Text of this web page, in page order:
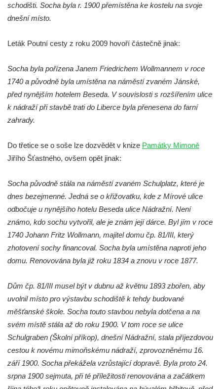
Socha Kudlanka v ZOO Hluboká
Socha Vlčice s mládětem v ZOO Hluboká
Socha Tygr v ZOO Hluboká
Socha Želva v ZOO Hluboká
Socha Kozorožec horský v ZOO Hluboká
Socha Včela v ZOO Hluboká
Socha Nosorožík v ZOO Hluboká
Socha Rosomák v ZOO Hluboká
Socha Volavka v ZOO Hluboká
Flamingo trůn v ZOO Hluboká
Lavička Kůň Převalského v ZOO Hluboká
Lysá nad Labem, barokní město Šporkovo
Socha Opičákovník v ZOO Hluboká
Socha Roháč v ZOO Hluboká
Socha Mystik v ZOO Hluboká
Reliéf Rodina a práce na budově záložny
čp. 69/1 v Českých Budějovicích
Socha Jana Valeria Jirsíka u Černé věže v
Českých Budějovicích
Socha Krista klesajícího pod křížem u
kostela svatého Mikuláše v Českých
schodišti. Socha byla r. 1900 přemístěna ke kostelu na svoje
dnešní místo.
Leták Poutní cesty z roku 2009 hovoří částečně jinak:
Socha byla pořízena Janem Friedrichem Wollmannem v roce
1740 a původně byla umístěna na náměstí zvaném Jánské,
před nynějším hotelem Beseda. V souvislosti s rozšířením ulice
k nádraží při stavbě trati do Liberce byla přenesena do farní
zahrady.
Do třetice se o soše lze dozvědět v knize Památky Mimoně
Jiřího Šťastného, ovšem opět jinak:
Socha původně stála na náměstí zvaném Schulplatz, které je
dnes bezejmenné. Jedná se o křižovatku, kde z Mírové ulice
odbočuje u nynějšího hotelu Beseda ulice Nádražní. Není
známo, kdo sochu vytvořil, ale je znám její dárce. Byl jím v roce
1740 Johann Fritz Wollmann, majitel domu čp. 81/III, který
zhotovení sochy financoval. Socha byla umístěna naproti jeho
domu. Renovována byla již roku 1834 a znovu v roce 1877.
Dům čp. 81/III musel být v dubnu až květnu 1893 zbořen, aby
uvolnil místo pro výstavbu schodiště k tehdy budované
měšťanské škole. Socha touto stavbou nebyla dotčena a na
svém místě stála až do roku 1900. V tom roce se ulice
Schulgraben (Školní příkop), dnešní Nádražní, stala příjezdovou
cestou k novému mimoňskému nádraží, zprovozněnému 16.
září 1900. Socha překážela vzrůstající dopravě. Byla proto 24.
srpna 1900 sejmuta, při té příležitosti renovována a začátkem